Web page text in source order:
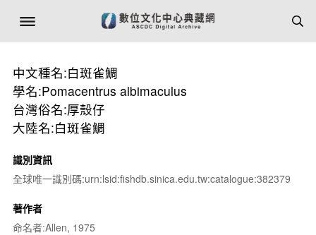
中文種名:白斑雀鯛
學名:Pomacentrus albimaculus
台灣俗名:厚殼仔
大陸名:白斑雀鯛
識別資訊
全球唯一識別碼:urn:lsid:fishdb.sinica.edu.tw:catalogue:382379
著作者
命名者:Allen, 1975